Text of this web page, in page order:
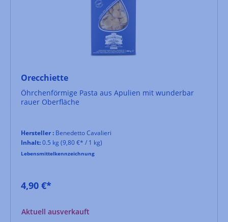
Orecchiette
Öhrchenförmige Pasta aus Apulien mit wunderbar
rauer Oberfläche
Hersteller : Benedetto Cavalieri
Inhalt:0.5 kg (9,80 €* / 1 kg)
Lebensmittelkennzeichnung
4,90 €*
Aktuell ausverkauft